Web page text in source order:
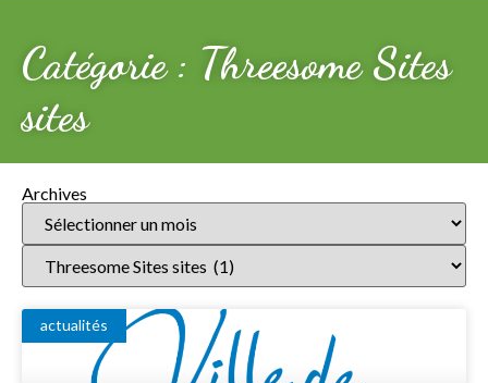
Catégorie : Threesome Sites
sites
Archives
actualités